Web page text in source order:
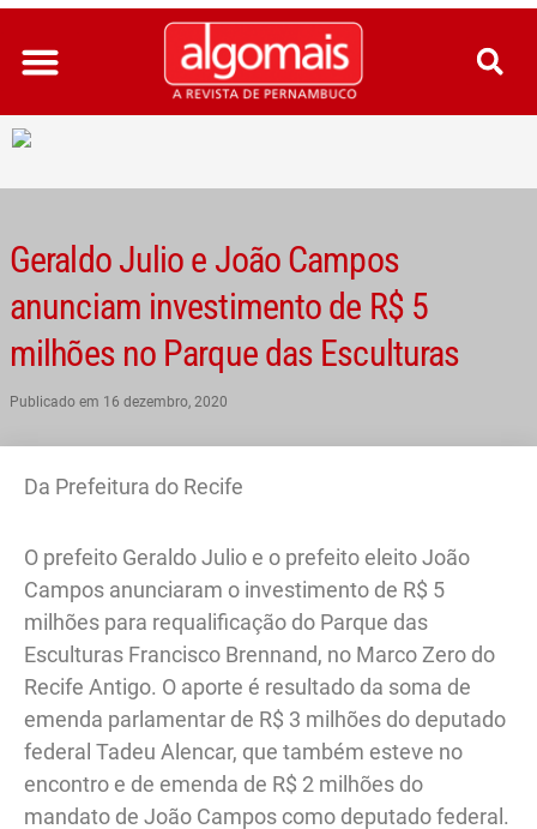
Ir
para
conteúdo
Geraldo Julio e João Campos
anunciam investimento de R$ 5
milhões no Parque das Esculturas
Publicado em 16 dezembro, 2020
Da Prefeitura do Recife
O prefeito Geraldo Julio e o prefeito eleito João
Campos anunciaram o investimento de R$ 5
milhões para requalificação do Parque das
Esculturas Francisco Brennand, no Marco Zero do
Recife Antigo. O aporte é resultado da soma de
emenda parlamentar de R$ 3 milhões do deputado
federal Tadeu Alencar, que também esteve no
encontro e de emenda de R$ 2 milhões do
mandato de João Campos como deputado federal.